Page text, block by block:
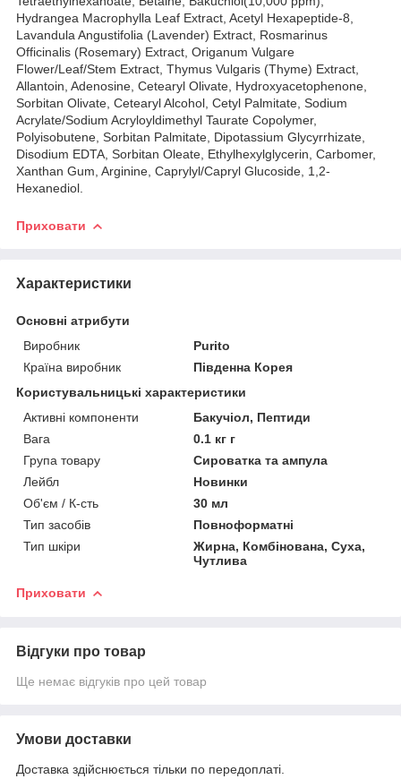
Hydrangea Macrophylla Leaf Extract, Acetyl Hexapeptide-8,
Lavandula Angustifolia (Lavender) Extract, Rosmarinus
Officinalis (Rosemary) Extract, Origanum Vulgare
Flower/Leaf/Stem Extract, Thymus Vulgaris (Thyme) Extract,
Allantoin, Adenosine, Cetearyl Olivate, Hydroxyacetophenone,
Sorbitan Olivate, Cetearyl Alcohol, Cetyl Palmitate, Sodium
Acrylate/Sodium Acryloyldimethyl Taurate Copolymer,
Polyisobutene, Sorbitan Palmitate, Dipotassium Glycyrrhizate,
Disodium EDTA, Sorbitan Oleate, Ethylhexylglycerin, Carbomer,
Xanthan Gum, Arginine, Caprylyl/Capryl Glucoside, 1,2-
Hexanediol.
Приховати
Характеристики
Основні атрибути
Виробник
Purito
Країна виробник
Південна Корея
Користувальницькі характеристики
Активні компоненти
Бакучіол, Пептиди
Вага
0.1 кг г
Група товару
Сироватка та ампула
Лейбл
Новинки
Об'єм / К-сть
30 мл
Тип засобів
Повноформатні
Тип шкіри
Жирна, Комбінована, Суха,
Чутлива
Приховати
Відгуки про товар
Ще немає відгуків про цей товар
Умови доставки
Доставка здійснюється тільки по передоплаті.